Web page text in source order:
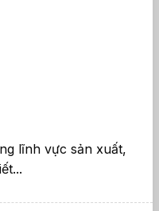
lĩnh vực sản xuất,